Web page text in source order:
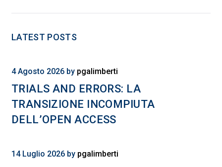
LATEST POSTS
4 Agosto 2026 by pgalimberti
TRIALS AND ERRORS: LA
TRANSIZIONE INCOMPIUTA
DELL’OPEN ACCESS
14 Luglio 2026 by pgalimberti